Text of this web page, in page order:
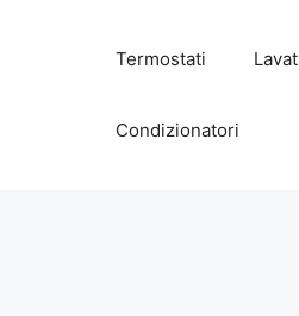
Termostati
Condizionatori